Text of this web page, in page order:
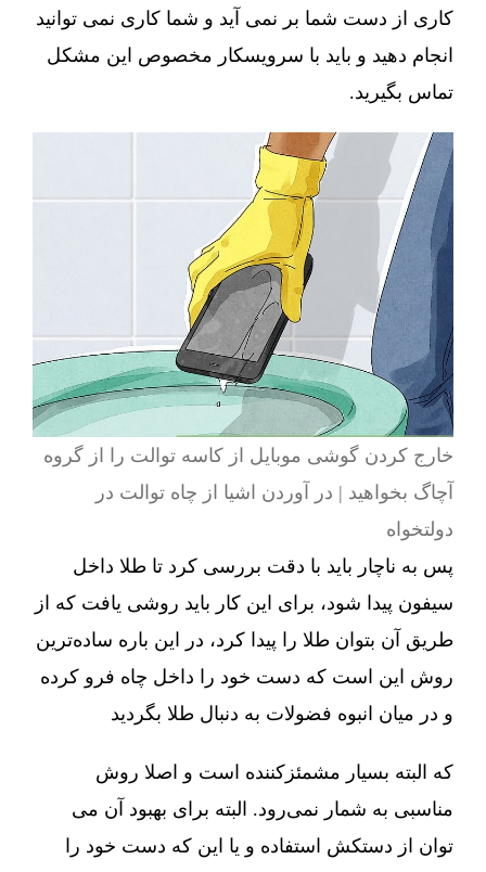
کاری از دست شما بر نمی آید و شما کاری نمی توانید
انجام دهید و باید با سرویسکار مخصوص این مشکل
تماس بگیرید.
خارج کردن گوشی موبایل از کاسه توالت را از گروه
آچاگ بخواهید | در آوردن اشیا از چاه توالت در
دولتخواه
پس به ناچار باید با دقت بررسی کرد تا طلا داخل
سیفون پیدا شود، برای این کار باید روشی یافت که از
طریق آن بتوان طلا را پیدا کرد، در این باره ساده‌ترین
روش این است که دست خود را داخل چاه فرو کرده
و در میان انبوه فضولات به دنبال طلا بگردید
که البته بسیار مشمئزکننده است و اصلا روش
مناسبی به شمار نمی‌رود. البته برای بهبود آن می
توان از دستکش استفاده و یا این که دست خود را